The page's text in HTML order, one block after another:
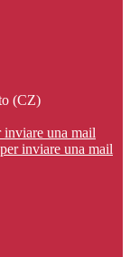
(CZ)
una mail
inviare una mail